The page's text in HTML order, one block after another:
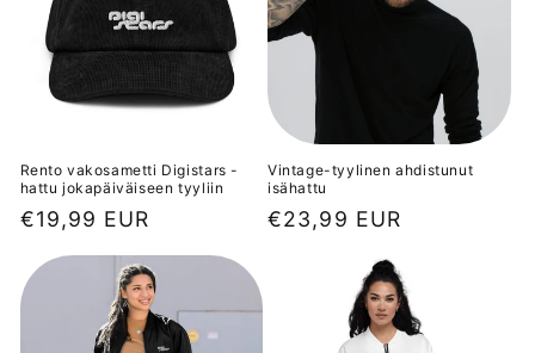
Rento vakosametti Digistars -
hattu jokapäiväiseen tyyliin
Normaalihinta
€19,99 EUR
Vintage-tyylinen ahdistunut
isähattu
Normaalihinta
€23,99 EUR